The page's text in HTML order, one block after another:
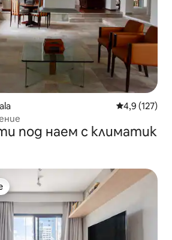
Средна
4,9 (127)
под наем с климатик